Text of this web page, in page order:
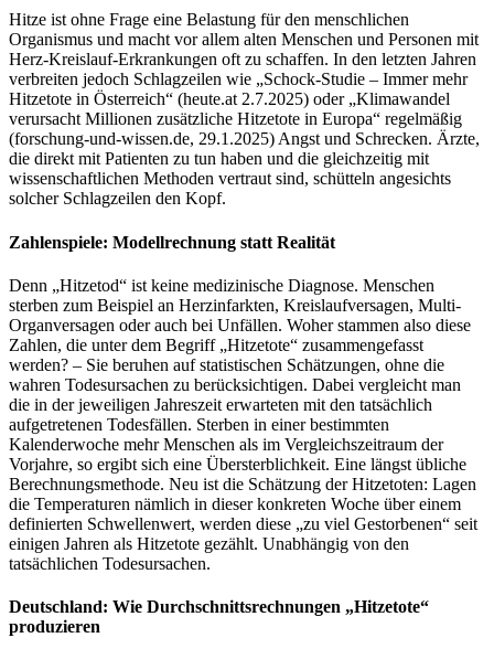
Hitze ist ohne Frage eine Belastung für den menschlichen
Organismus und macht vor allem alten Menschen und Personen mit
Herz-Kreislauf-Erkrankungen oft zu schaffen. In den letzten Jahren
verbreiten jedoch Schlagzeilen wie „Schock-Studie – Immer mehr
Hitzetote in Österreich“ (heute.at 2.7.2025) oder „Klimawandel
verursacht Millionen zusätzliche Hitzetote in Europa“ regelmäßig
(forschung-und-wissen.de, 29.1.2025) Angst und Schrecken. Ärzte,
die direkt mit Patienten zu tun haben und die gleichzeitig mit
wissenschaftlichen Methoden vertraut sind, schütteln angesichts
solcher Schlagzeilen den Kopf.
Zahlenspiele: Modellrechnung statt Realität
Denn „Hitzetod“ ist keine medizinische Diagnose. Menschen
sterben zum Beispiel an Herzinfarkten, Kreislaufversagen, Multi-
Organversagen oder auch bei Unfällen. Woher stammen also diese
Zahlen, die unter dem Begriff „Hitzetote“ zusammengefasst
werden? – Sie beruhen auf statistischen Schätzungen, ohne die
wahren Todesursachen zu berücksichtigen. Dabei vergleicht man
die in der jeweiligen Jahreszeit erwarteten mit den tatsächlich
aufgetretenen Todesfällen. Sterben in einer bestimmten
Kalenderwoche mehr Menschen als im Vergleichszeitraum der
Vorjahre, so ergibt sich eine Übersterblichkeit. Eine längst übliche
Berechnungsmethode. Neu ist die Schätzung der Hitzetoten: Lagen
die Temperaturen nämlich in dieser konkreten Woche über einem
definierten Schwellenwert, werden diese „zu viel Gestorbenen“ seit
einigen Jahren als Hitzetote gezählt. Unabhängig von den
tatsächlichen Todesursachen.
Deutschland: Wie Durchschnittsrechnungen „Hitzetote“
produzieren